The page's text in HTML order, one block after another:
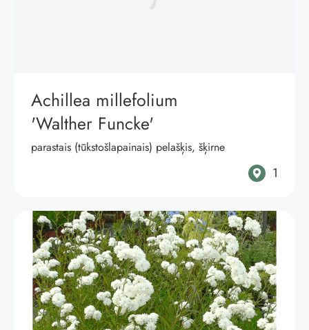
Achillea millefolium
'Walther Funcke'
parastais (tūkstošlapainais) pelašķis, šķirne
1